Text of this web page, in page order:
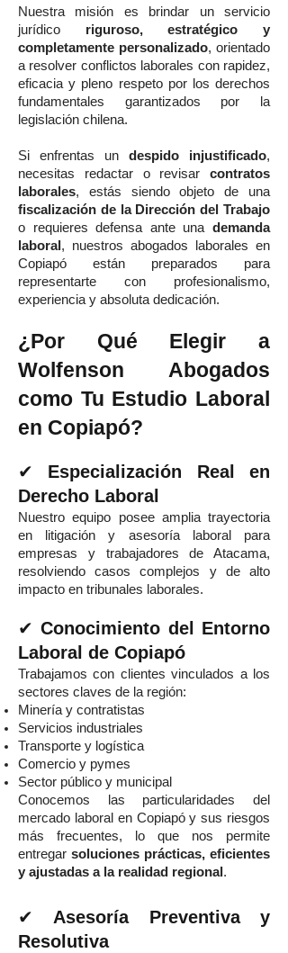
Nuestra misión es brindar un servicio
jurídico riguroso, estratégico y
completamente personalizado, orientado
a resolver conflictos laborales con rapidez,
eficacia y pleno respeto por los derechos
fundamentales garantizados por la
legislación chilena.
Si enfrentas un despido injustificado,
necesitas redactar o revisar contratos
laborales, estás siendo objeto de una
fiscalización de la Dirección del Trabajo
o requieres defensa ante una demanda
laboral , nuestros abogados laborales en
Copiapó están preparados para
representarte con profesionalismo,
experiencia y absoluta dedicación.
¿Por Qué Elegir a
Wolfenson Abogados
como Tu Estudio Laboral
en Copiapó?
✔ Especialización Real en
Derecho Laboral
Nuestro equipo posee amplia trayectoria
en litigación y asesoría laboral para
empresas y trabajadores de Atacama,
resolviendo casos complejos y de alto
impacto en tribunales laborales.
✔Conocimiento del Entorno
Laboral de Copiapó
Trabajamos con clientes vinculados a los
sectores claves de la región:
Minería y contratistas
Servicios industriales
Transporte y logística
Comercio y pymes
Sector público y municipal
Conocemos las particularidades del
mercado laboral en Copiapó y sus riesgos
más frecuentes, lo que nos permite
entregar soluciones prácticas, eficientes
y ajustadas a la realidad regional .
✔ Asesoría Preventiva y
Resolutiva